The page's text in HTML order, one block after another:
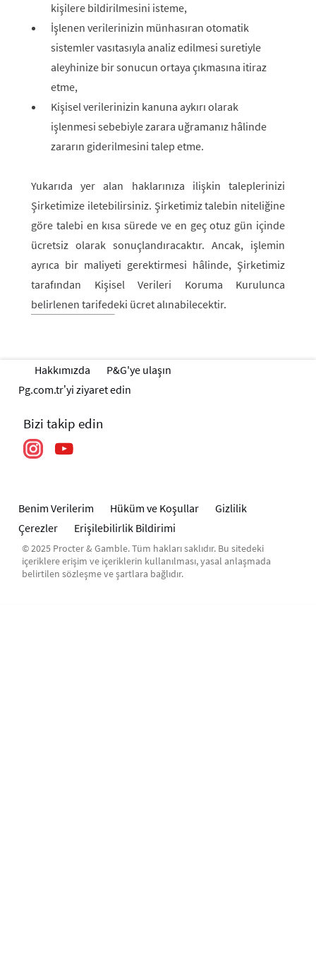
kişilere bildirilmesini isteme,
İşlenen verilerinizin münhasıran otomatik
sistemler vasıtasıyla analiz edilmesi suretiyle
aleyhinize bir sonucun ortaya çıkmasına itiraz
etme,
Kişisel verilerinizin kanuna aykırı olarak
işlenmesi sebebiyle zarara uğramanız hâlinde
zararın giderilmesini talep etme.
Yukarıda yer alan haklarınıza ilişkin taleplerinizi
Şirketimize iletebilirsiniz. Şirketimiz talebin niteliğine
göre talebi en kısa sürede ve en geç otuz gün içinde
ücretsiz olarak sonuçlandıracaktır. Ancak, işlemin
ayrıca bir maliyeti gerektirmesi hâlinde, Şirketimiz
tarafından Kişisel Verileri Koruma Kurulunca
belirlenen tarifedeki ücret alınabilecektir.
Hakkımızda
P&G'ye ulaşın
Pg.com.tr’yi ziyaret edin
Bizi takip edin
Benim Verilerim Hüküm ve Koşullar
Gizlilik
Çerezler
Erişilebilirlik Bildirimi
© 2025 Procter & Gamble. Tüm hakları saklıdır. Bu sitedeki
içeriklere erişim ve içeriklerin kullanılması, yasal anlaşmada
belirtilen sözleşme ve şartlara bağlıdır.